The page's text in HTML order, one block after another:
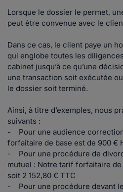
Lorsque le dossier le permet,
peut être convenue avec le
Dans ce cas, le client paye un
qui englobe toutes les
cabinet jusqu’à ce qu’une
une transaction soit exécutée
le dossier soit terminé.
Ainsi, à titre d’exemples, nous
suivants :
- Pour une audience
forfaitaire de base est de 900 €
- Pour une procédure de
mutuel : Notre tarif forfaitaire de
soit 2 152,80 € TTC
- Pour une procédure devant le